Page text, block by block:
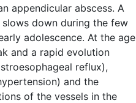
appendicular abscess. A
down during the few
adolescence. At the age
and a rapid evolution
reflux),
and the
of the vessels in the